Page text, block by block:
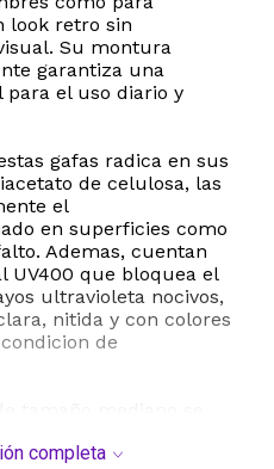
look retro sin
Su montura
garantiza una
el uso diario y
gafas radica en sus
de celulosa, las
el
en superficies como
Ademas, cuentan
UV400 que bloquea el
ultravioleta nocivos,
nitida y con colores
de
seguro gracias a
completa